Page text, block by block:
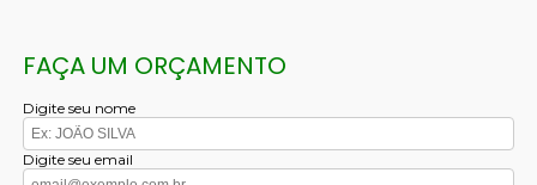
FAÇA UM ORÇAMENTO
Digite seu nome
Digite seu email